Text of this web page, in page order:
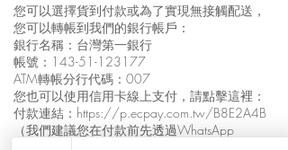
您可以選擇貨到付款或為了實現無接觸配送，
您可以轉帳到我們的銀行帳戶：
銀行名稱：台灣第一銀行
帳號：143-51-123177
ATM轉帳分行代碼：007
您也可以使用信用卡線上支付，請點擊這裡：
付款連結： https://p.ecpay.com.tw/B8E2A4B
（我們建議您在付款前先透過WhatsApp